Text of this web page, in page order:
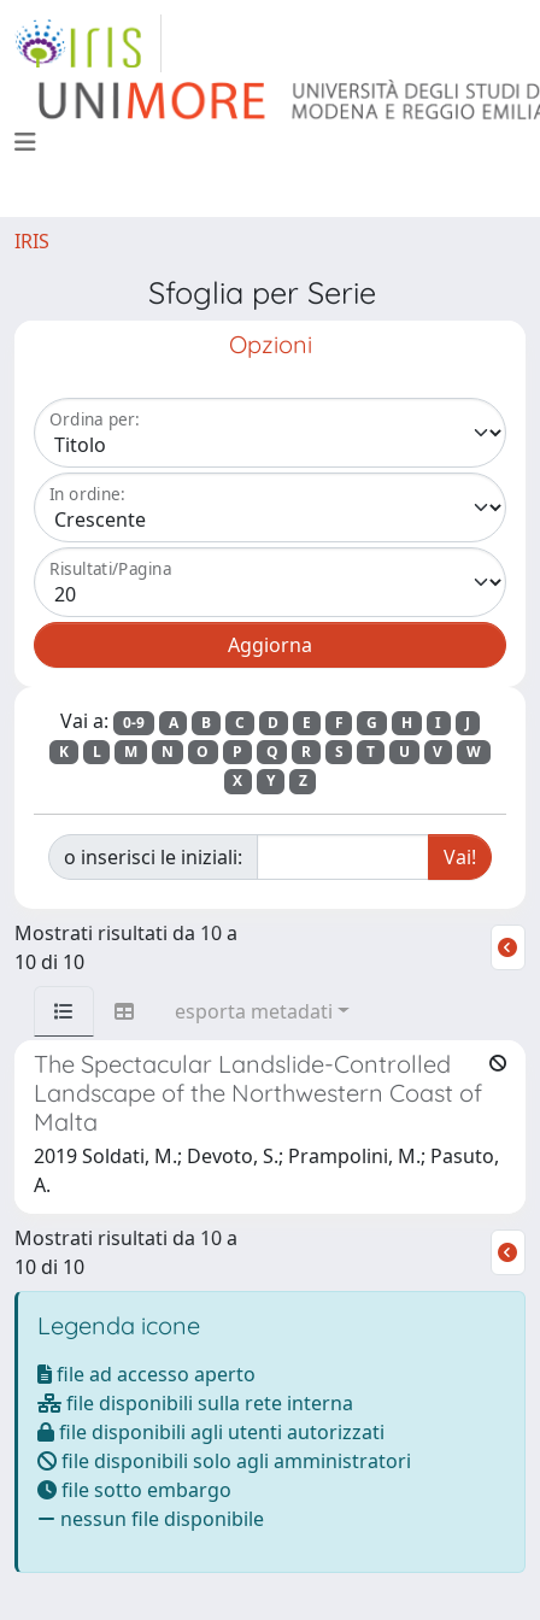
IRIS
Sfoglia per Serie
Opzioni
Ordina per:
In ordine:
Risultati/Pagina
Vai a: 0-9 A B C D E F G H I
J
K
L M N O P Q R S T U V
W
X
Y Z
o inserisci le iniziali:
Mostrati risultati da 10 a
10 di 10
esporta metadati
The Spectacular Landslide-Controlled
Landscape of the Northwestern Coast of
Malta
2019 Soldati, M.; Devoto, S.; Prampolini, M.; Pasuto,
A.
Mostrati risultati da 10 a
10 di 10
Legenda icone
file ad accesso aperto
file disponibili sulla rete interna
file disponibili agli utenti autorizzati
file disponibili solo agli amministratori
file sotto embargo
nessun file disponibile